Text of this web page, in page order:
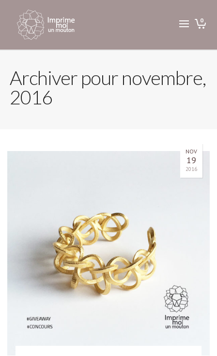
0
Archiver pour novembre,
2016
NOV
19
2016